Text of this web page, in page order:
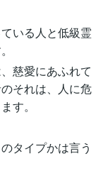
いる人と低級霊
慈愛にあふれて
それは、人に危
す。
タイプかは言う